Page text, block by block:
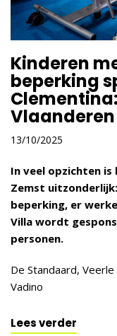
Kinderen
beperking
13/10/2025
In veel opzichten is
Zemst
beperking, er
Villa wordt
personen.
De Standaard,
Vadino
Lees verder